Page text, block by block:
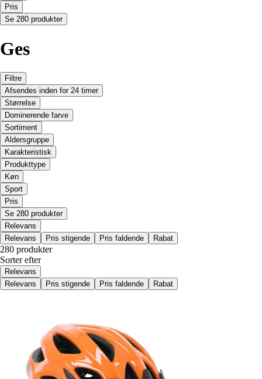
Pris
Se 280 produkter
Ges
Filtre
Afsendes inden for 24 timer
Størrelse
Dominerende farve
Sortiment
Aldersgruppe
Karakteristisk
Produkttype
Køn
Sport
Pris
Se 280 produkter
Relevans
Relevans
Pris stigende Pris faldende Rabat
280 produkter
Sorter efter
Relevans
Relevans
Pris stigende Pris faldende Rabat